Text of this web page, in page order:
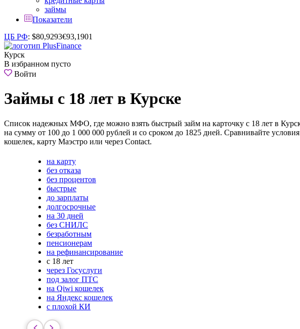
займы
Показатели
ЦБ РФ: $80,9293€93,1901
Курск
В избранном пусто
Войти
Займы с 18 лет в Курске
Список надежных МФО, где можно взять быстрый займ на карточку с 18 лет в
на сумму от 100 до 1 000 000 рублей и со сроком до 1825 дней. Сравнивайте
кошелек, карту Маэстро или через Contact.
на карту
без отказа
без процентов
быстрые
до зарплаты
долгосрочные
на 30 дней
без СНИЛС
безработным
пенсионерам
на рефинансирование
с 18 лет
через Госуслуги
под залог ПТС
на Qiwi кошелек
на Яндекс кошелек
с плохой КИ